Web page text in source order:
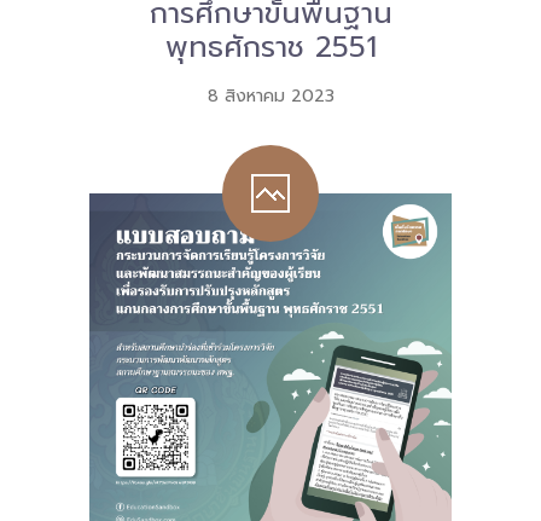
-- คณะอนุกรรมการ 6 คณะ
การศึกษาขั้นพื้นฐาน
พุทธศักราช 2551
8 สิงหาคม 2023